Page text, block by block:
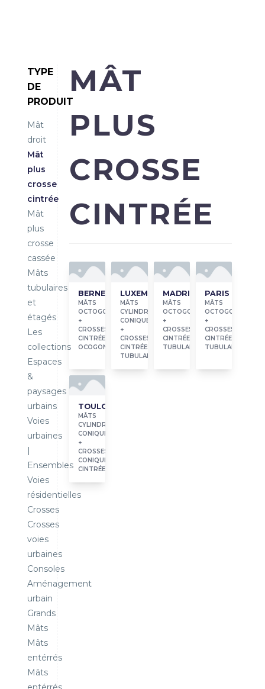
TYPE
DE
PRODUIT
Mât
droit
Mât
plus
crosse
cintrée
Mât
plus
crosse
cassée
Mâts
tubulaires
et
étagés
Les
collections
Espaces
&
paysages
urbains
Voies
urbaines
|
Ensembles
Voies
résidentielles
Crosses
Crosses
voies
urbaines
Consoles
Aménagement
urbain
Grands
Mâts
Mâts
entérrés
Mâts
MÂT
PLUS
CROSSE
CINTRÉE
BERNE
MÂTS
OCTOGONAUX
+
CROSSES
CINTRÉES
OCOGONALES
LUXEMBOURG
MÂTS
CYLINDRO-
CONIQUES
+
CROSSES
CINTRÉES
TUBULAIRES
MADRID
MÂTS
OCTOGONAUX
+
CROSSES
CINTRÉES
TUBULAIRES
PARIS
MÂTS
OCTOGONAUX
+
CROSSES
CINTRÉES
TUBULAIRES
TOULOUSE
MÂTS
CYLINDRO-
CONIQUES
+
CROSSES
CONIQUES
CINTRÉES